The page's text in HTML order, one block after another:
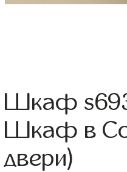
Шкаф
Шкаф в
двери)